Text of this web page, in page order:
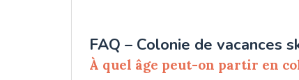
FAQ – Colonie de vacances
À quel âge peut-on partir en